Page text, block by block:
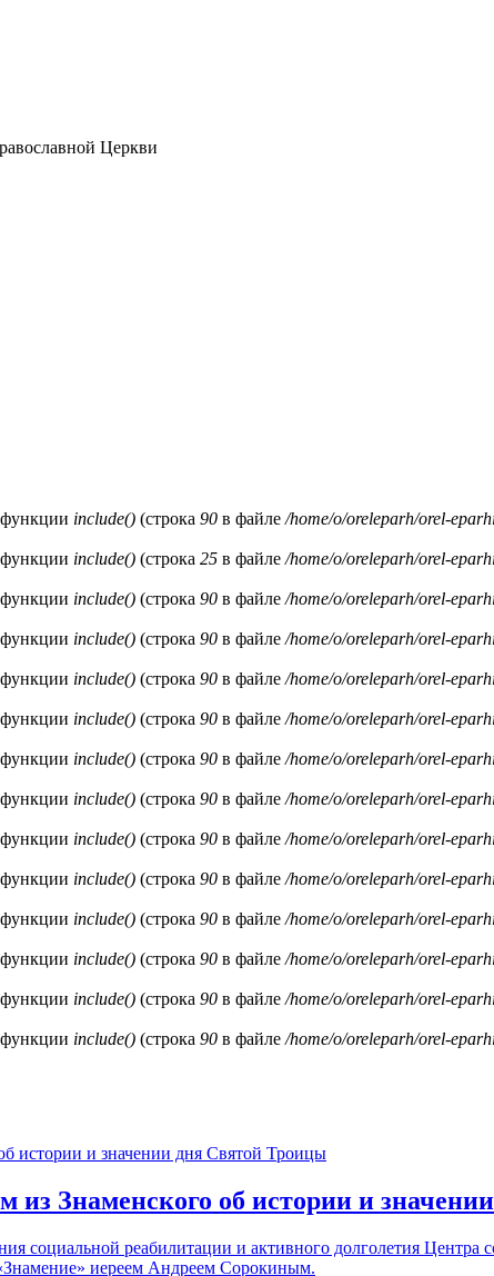
Церкви
функции include() (строка 90 в файле /home/o/oreleparh/orel-
функции include() (строка 25 в файле /home/o/oreleparh/orel-
функции include() (строка 90 в файле /home/o/oreleparh/orel-
функции include() (строка 90 в файле /home/o/oreleparh/orel-
функции include() (строка 90 в файле /home/o/oreleparh/orel-
функции include() (строка 90 в файле /home/o/oreleparh/orel-
функции include() (строка 90 в файле /home/o/oreleparh/orel-
функции include() (строка 90 в файле /home/o/oreleparh/orel-
функции include() (строка 90 в файле /home/o/oreleparh/orel-
функции include() (строка 90 в файле /home/o/oreleparh/orel-
функции include() (строка 90 в файле /home/o/oreleparh/orel-
функции include() (строка 90 в файле /home/o/oreleparh/orel-
функции include() (строка 90 в файле /home/o/oreleparh/orel-
функции include() (строка 90 в файле /home/o/oreleparh/orel-
из Знаменского об истории и
социальной реабилитации и активного долголетия Центра
иереем Андреем Сорокиным.